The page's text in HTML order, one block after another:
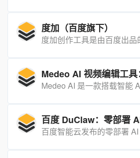
度加（百度旗下）